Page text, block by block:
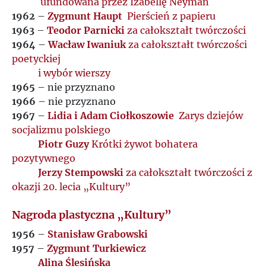
1962 – Zygmunt Haupt Pierścień z papieru
1963 – Teodor Parnicki za całokształt twórczości
1964 –Wacław Iwaniukza całokształt twórczości
poetyckiej
i wybór wierszy
1965 – nie przyznano
1966 – nie przyznano
1967 – Lidia i Adam Ciołkoszowie Zarys dziejów
socjalizmu polskiego
Piotr GuzyKrótki żywot bohatera
pozytywnego
Jerzy Stempowski za całokształt twórczości z
okazji 20. lecia „Kultury”
Nagroda plastyczna „Kultury”
1956 – Stanisław Grabowski
1957 – Zygmunt Turkiewicz
Alina Ślesińska